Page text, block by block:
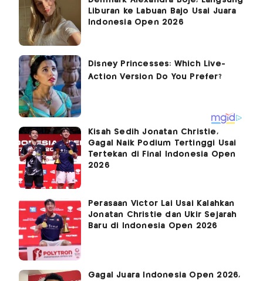
Liburan ke Labuan Bajo Usai Juara
Indonesia Open 2026
Kisah Sedih Jonatan Christie,
Gagal Naik Podium Tertinggi Usai
Tertekan di Final Indonesia Open
2026
Perasaan Victor Lai Usai Kalahkan
Jonatan Christie dan Ukir Sejarah
Baru di Indonesia Open 2026
Gagal Juara Indonesia Open 2026,